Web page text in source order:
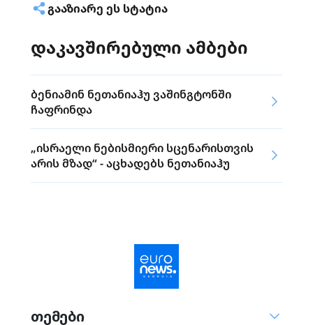
ᲒᲐᲐᲖᲘᲐᲠᲔ ᲔᲡ ᲡᲢᲐᲢᲘᲐ
დაკავშირებული ამბები
ბენიამინ ნეთანიაჰუ ვაშინგტონში
ჩაფრინდა
„ისრაელი ნებისმიერი სცენარისთვის
არის მზად“ - აცხადებს ნეთანიაჰუ
თემები